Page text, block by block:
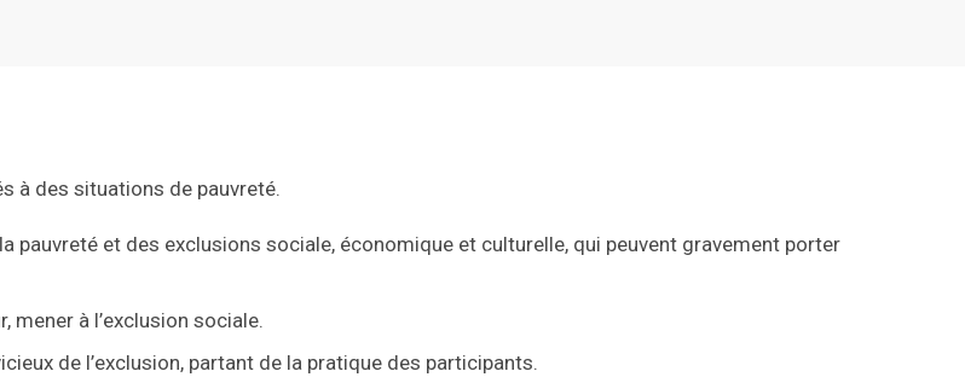
à des situations de pauvreté.
pauvreté et des exclusions sociale, économique et culturelle, qui peuvent gravement porter
à l’exclusion sociale.
de l’exclusion, partant de la pratique des participants.